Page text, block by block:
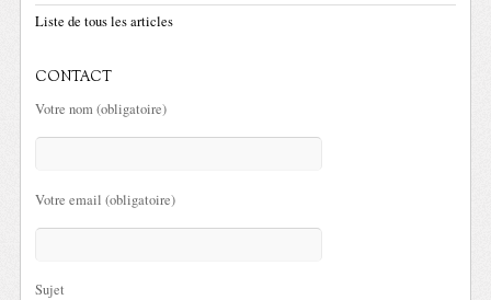
Liste de tous les articles
CONTACT
Votre nom (obligatoire)
Votre email (obligatoire)
Sujet